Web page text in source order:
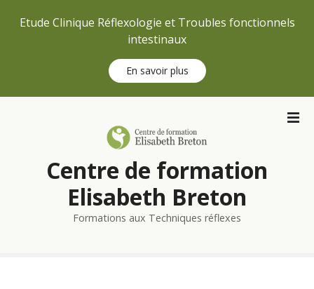
Etude Clinique Réflexologie et Troubles fonctionnels
intestinaux
En savoir plus
Centre de formation
Elisabeth Breton
Formations aux Techniques réflexes